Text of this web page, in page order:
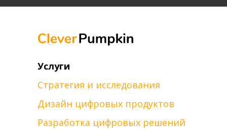
Услуги
Дизайн цифровых продуктов
Стратегия и исследования
Разработка цифровых решений